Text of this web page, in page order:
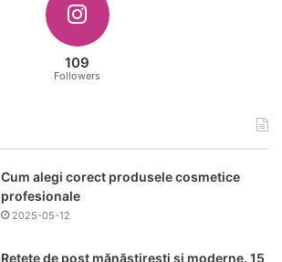
109
Followers
Cum alegi corect produsele cosmetice
profesionale
2025-05-12
Rețete de post mănăstirești și moderne. 15